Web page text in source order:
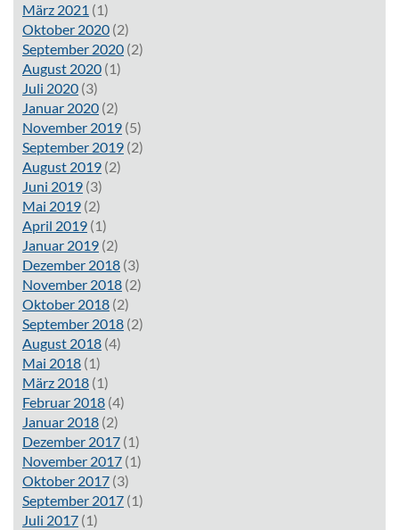
März 2021 (1)
Oktober 2020 (2)
September 2020 (2)
August 2020 (1)
Juli 2020 (3)
Januar 2020 (2)
November 2019 (5)
September 2019 (2)
August 2019 (2)
Juni 2019 (3)
Mai 2019 (2)
April 2019 (1)
Januar 2019 (2)
Dezember 2018 (3)
November 2018 (2)
Oktober 2018 (2)
September 2018 (2)
August 2018 (4)
Mai 2018 (1)
März 2018 (1)
Februar 2018 (4)
Januar 2018 (2)
Dezember 2017 (1)
November 2017 (1)
Oktober 2017 (3)
September 2017 (1)
Juli 2017 (1)